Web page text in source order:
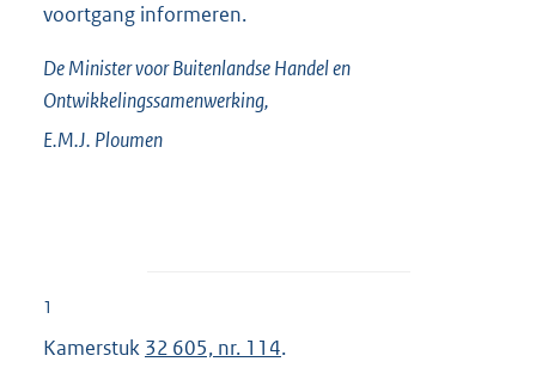
voortgang informeren.
De Minister voor Buitenlandse Handel en
Ontwikkelingssamenwerking,
E.M.J. Ploumen
1
Kamerstuk 32 605, nr. 114.